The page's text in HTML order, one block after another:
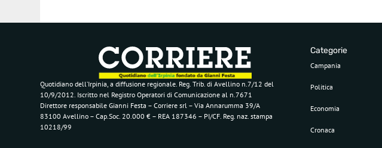
Quotidiano dell’Irpinia, a diffusione regionale. Reg. Trib. di Avellino n.7/12 del
10/9/2012. Iscritto nel Registro Operatori di Comunicazione al n.7671
Direttore responsabile Gianni Festa – Corriere srl – Via Annarumma 39/A
83100 Avellino – Cap.Soc. 20.000 € – REA 187346 – PI/CF. Reg. naz. stampa
10218/99
Categorie
Campania
Politica
Economia
Cronaca